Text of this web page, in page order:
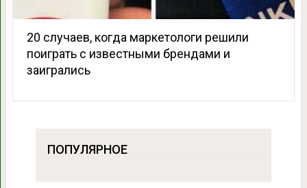
20 случаев, когда маркетологи решили
поиграть с известными брендами и
заигрались
ПОПУЛЯРНОЕ